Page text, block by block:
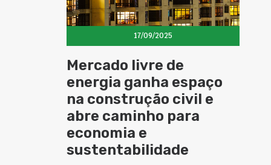
17/09/2025
Mercado livre de
energia ganha espaço
na construção civil e
abre caminho para
economia e
sustentabilidade